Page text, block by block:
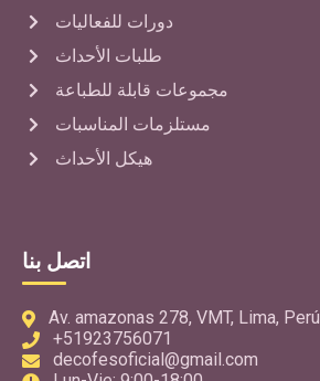
دورات للفعاليات
طلبات الأحداث
مجموعات قابلة للطباعة
مستلزمات المناسبات
هيكل الأحداث
اتصل بنا
Av. amazonas 278, VMT, Lima, Perú
+51923756071
decofesoficial@gmail.com